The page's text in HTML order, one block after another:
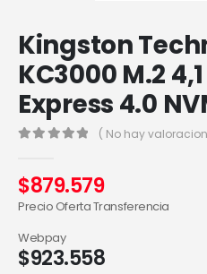
Kingston
KC3000 M.2
Express 4.0
( No hay
$879.579
Precio Oferta Transferencia
$923.558
Webpay